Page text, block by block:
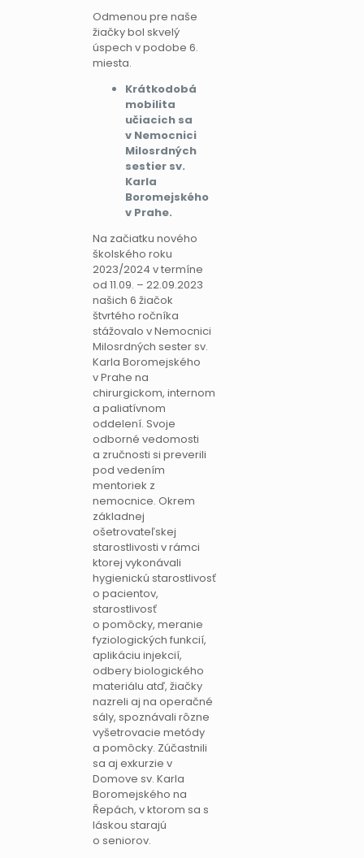
Odmenou pre naše
žiačky bol skvelý
úspech v podobe 6.
miesta.
Krátkodobá
mobilita
učiacich sa
v Nemocnici
Milosrdných
sestier sv.
Karla
Boromejského
v Prahe.
Na začiatku nového
školského roku
2023/2024 v termíne
od 11.09. – 22.09.2023
našich 6 žiačok
štvrtého ročníka
stážovalo v Nemocnici
Milosrdných sester sv.
Karla Boromejského
v Prahe na
chirurgickom, internom
a paliatívnom
oddelení. Svoje
odborné vedomosti
a zručnosti si preverili
pod vedením
mentoriek z
nemocnice. Okrem
základnej
ošetrovateľskej
starostlivosti v rámci
ktorej vykonávali
hygienickú starostlivosť
o pacientov,
starostlivosť
o pomôcky, meranie
fyziologických funkcií,
aplikáciu injekcií,
odbery biologického
materiálu atď, žiačky
nazreli aj na operačné
sály, spoznávali rôzne
vyšetrovacie metódy
a pomôcky. Zúčastnili
sa aj exkurzie v
Domove sv. Karla
Boromejského na
Řepách, v ktorom sa s
láskou starajú
o seniorov.